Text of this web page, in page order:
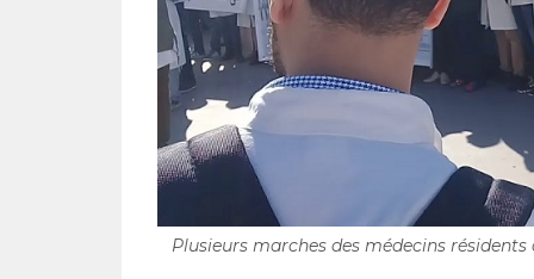
Plusieurs marches des médecins